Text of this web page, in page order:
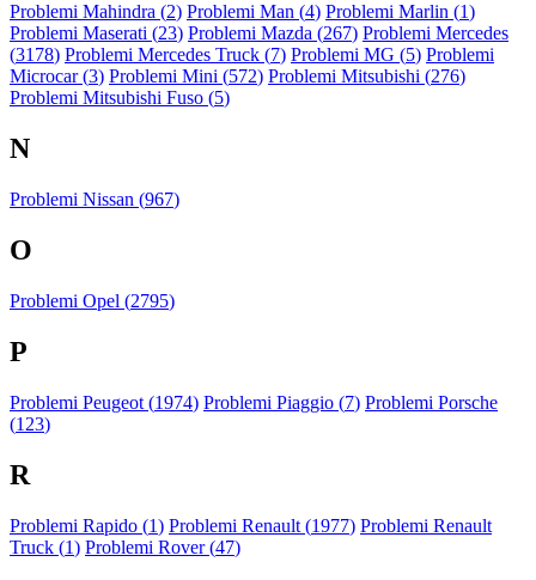
Problemi Mahindra (2) Problemi Man (4) Problemi Marlin (1)
Problemi Maserati (23) Problemi Mazda (267) Problemi Mercedes
(3178) Problemi Mercedes Truck (7) Problemi MG (5) Problemi
Microcar (3) Problemi Mini (572) Problemi Mitsubishi (276)
Problemi Mitsubishi Fuso (5)
N
Problemi Nissan (967)
O
Problemi Opel (2795)
P
Problemi Peugeot (1974) Problemi Piaggio (7) Problemi Porsche
(123)
R
Problemi Rapido (1) Problemi Renault (1977) Problemi Renault
Truck (1) Problemi Rover (47)